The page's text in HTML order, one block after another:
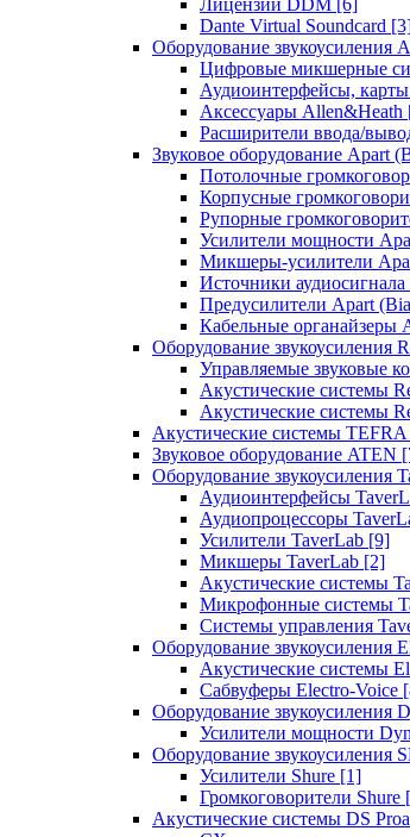
Лицензии DDM [6]
Dante Virtual Soundcard
Оборудование звукоусиления
Цифровые микшерные
Аудиоинтерфейсы,
Аксессуары Allen&Heath
Расширители ввода/
Звуковое оборудование Apart
Потолочные
Корпусные
Рупорные
Усилители мощности
Микшеры-усилители
Источники
Предусилители Apart
Кабельные органайзеры
Оборудование звукоусиления
Управляемые звуковые
Акустические системы
Акустические системы
Акустические системы TEFRA
Звуковое оборудование ATEN
Оборудование звукоусиления
Аудиоинтерфейсы
Аудиопроцессоры
Усилители TaverLab [9]
Микшеры TaverLab [2]
Акустические системы
Микрофонные системы
Системы управления
Оборудование звукоусиления
Акустические системы
Сабвуферы Electro-Voice
Оборудование звукоусиления
Усилители мощности
Оборудование звукоусиления
Усилители Shure [1]
Громкоговорители Shure
Акустические системы DS